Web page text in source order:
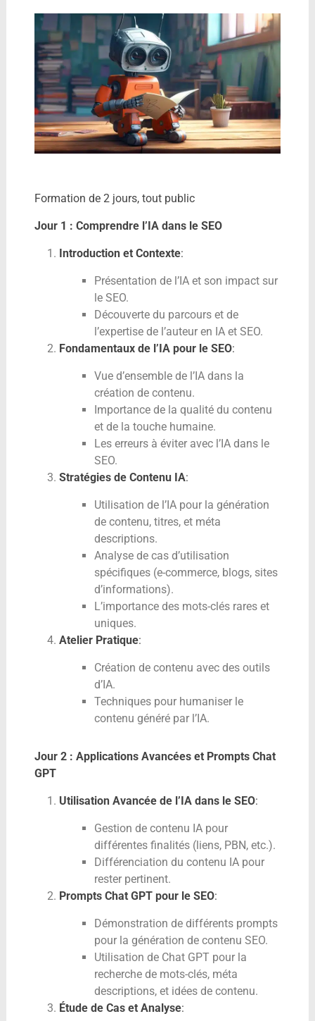
Formation de 2 jours, tout public
Jour 1 : Comprendre l’IA dans le SEO
Introduction et Contexte:
Présentation de l’IA et son impact sur
le SEO.
Découverte du parcours et de
l’expertise de l’auteur en IA et SEO.
Fondamentaux de l’IA pour le SEO:
Vue d’ensemble de l’IA dans la
création de contenu.
Importance de la qualité du contenu
et de la touche humaine.
Les erreurs à éviter avec l’IA dans le
SEO.
Stratégies de Contenu IA:
Utilisation de l’IA pour la génération
de contenu, titres, et méta
descriptions.
Analyse de cas d’utilisation
spécifiques (e-commerce, blogs, sites
d’informations).
L’importance des mots-clés rares et
uniques.
Atelier Pratique:
Création de contenu avec des outils
d’IA.
Techniques pour humaniser le
contenu généré par l’IA.
Jour 2 : Applications Avancées et Prompts Chat
GPT
Utilisation Avancée de l’IA dans le SEO:
Gestion de contenu IA pour
différentes finalités (liens, PBN, etc.).
Différenciation du contenu IA pour
rester pertinent.
Prompts Chat GPT pour le SEO:
Démonstration de différents prompts
pour la génération de contenu SEO.
Utilisation de Chat GPT pour la
recherche de mots-clés, méta
descriptions, et idées de contenu.
Étude de Cas et Analyse: